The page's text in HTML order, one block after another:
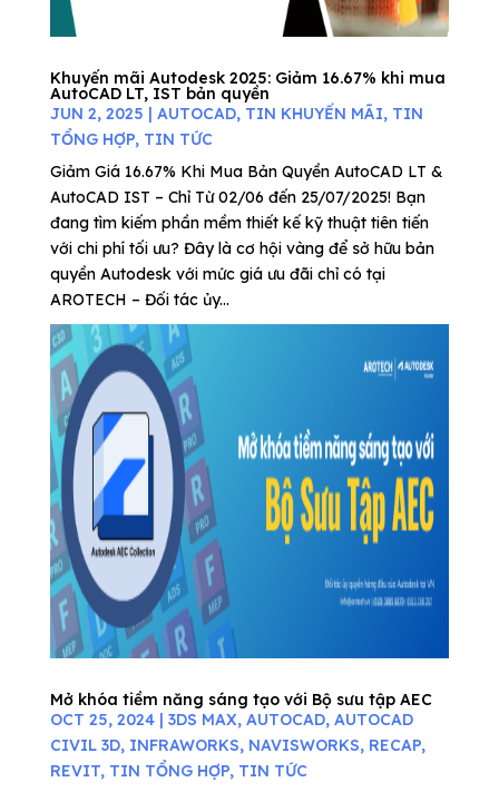
Khuyến mãi Autodesk 2025: Giảm 16.67% khi mua
AutoCAD LT, IST bản quyền
JUN 2, 2025 | AUTOCAD, TIN KHUYẾN MÃI, TIN
TỔNG HỢP, TIN TỨC
Giảm Giá 16.67% Khi Mua Bản Quyền AutoCAD LT &
AutoCAD IST – Chỉ Từ 02/06 đến 25/07/2025! Bạn
đang tìm kiếm phần mềm thiết kế kỹ thuật tiên tiến
với chi phí tối ưu? Đây là cơ hội vàng để sở hữu bản
quyền Autodesk với mức giá ưu đãi chỉ có tại
AROTECH – Đối tác ủy...
Mở khóa tiềm năng sáng tạo với Bộ sưu tập AEC
OCT 25, 2024| 3DS MAX, AUTOCAD, AUTOCAD
CIVIL 3D, INFRAWORKS, NAVISWORKS, RECAP,
REVIT, TIN TỔNG HỢP, TIN TỨC